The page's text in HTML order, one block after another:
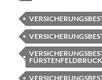
FÜRSTENFELDBRUCK